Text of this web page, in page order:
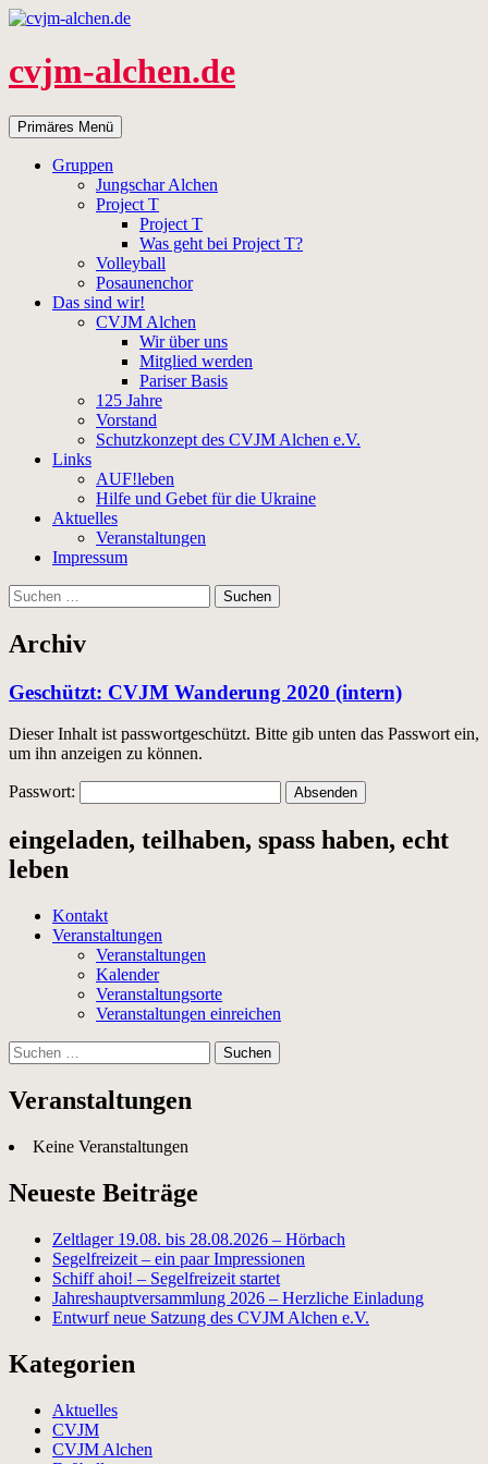
Zum
springen
cvjm-alchen.de
Suchen
Primäres Menü
Gruppen
Jungschar Alchen
Project T
Project T
Was geht bei Project T?
Volleyball
Posaunenchor
Das sind wir!
CVJM Alchen
Wir über uns
Mitglied werden
Pariser Basis
125 Jahre
Vorstand
Schutzkonzept des CVJM Alchen e.V.
Links
AUF!leben
Hilfe und Gebet für die Ukraine
Aktuelles
Veranstaltungen
Impressum
Suchen
nach:
Archiv
Geschützt: CVJM Wanderung 2020 (intern)
Dieser Inhalt ist passwortgeschützt. Bitte gib unten das Passwort ein,
um ihn anzeigen zu können.
Passwort:
eingeladen, teilhaben, spass haben, echt
leben
Kontakt
Veranstaltungen
Veranstaltungen
Kalender
Veranstaltungsorte
Veranstaltungen einreichen
Suchen
nach:
Veranstaltungen
Keine Veranstaltungen
Neueste Beiträge
Zeltlager 19.08. bis 28.08.2026 – Hörbach
Segelfreizeit – ein paar Impressionen
Schiff ahoi! – Segelfreizeit startet
Jahreshauptversammlung 2026 – Herzliche Einladung
Entwurf neue Satzung des CVJM Alchen e.V.
Kategorien
Aktuelles
CVJM
CVJM Alchen